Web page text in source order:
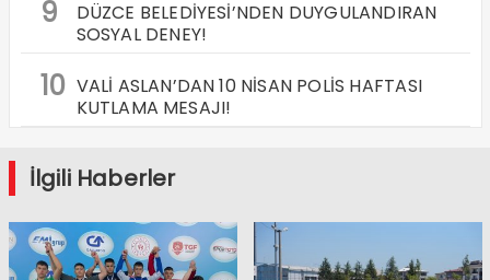
9
DÜZCE BELEDİYESİ’NDEN DUYGULANDIRAN
SOSYAL DENEY!
10 VALİ ASLAN’DAN 10 NİSAN POLİS HAFTASI
KUTLAMA MESAJI!
İlgili Haberler